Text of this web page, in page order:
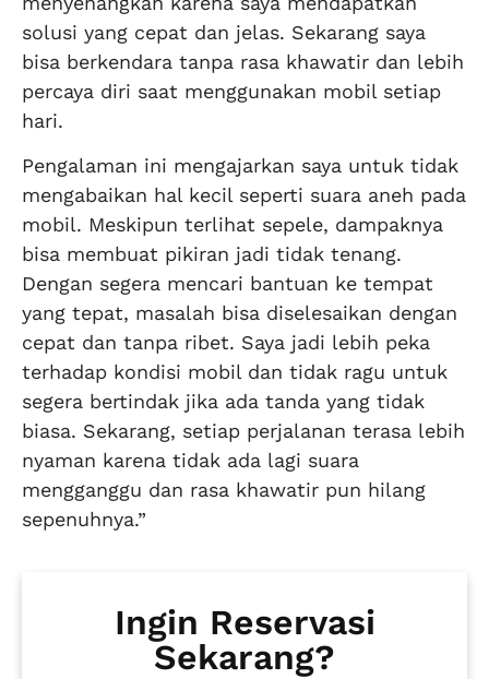
solusi yang cepat dan jelas. Sekarang saya
bisa berkendara tanpa rasa khawatir dan lebih
percaya diri saat menggunakan mobil setiap
hari.
Pengalaman ini mengajarkan saya untuk tidak
mengabaikan hal kecil seperti suara aneh pada
mobil. Meskipun terlihat sepele, dampaknya
bisa membuat pikiran jadi tidak tenang.
Dengan segera mencari bantuan ke tempat
yang tepat, masalah bisa diselesaikan dengan
cepat dan tanpa ribet. Saya jadi lebih peka
terhadap kondisi mobil dan tidak ragu untuk
segera bertindak jika ada tanda yang tidak
biasa. Sekarang, setiap perjalanan terasa lebih
nyaman karena tidak ada lagi suara
mengganggu dan rasa khawatir pun hilang
sepenuhnya.”
Ingin Reservasi
Sekarang?